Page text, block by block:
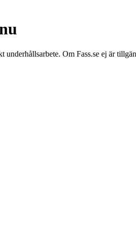
Om Fass.se ej är